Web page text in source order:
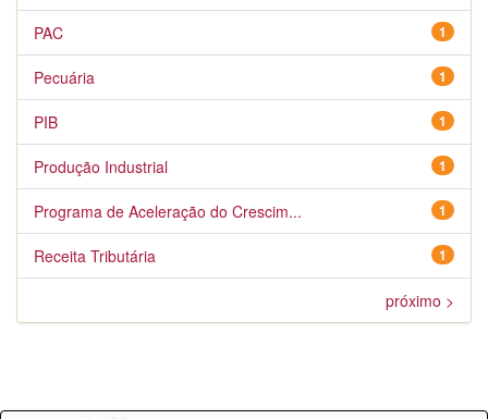
1
PAC
1
Pecuária
1
PIB
1
Produção Industrial
1
Programa de Aceleração do Crescim...
1
Receita Tributária
próximo >